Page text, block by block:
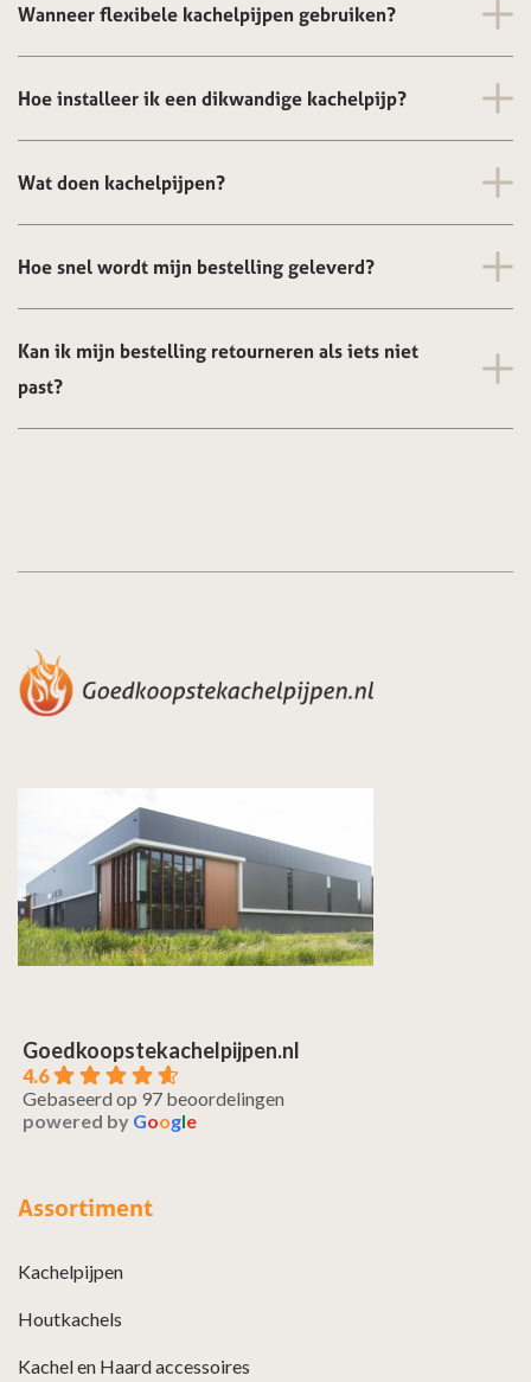
Wanneer flexibele kachelpijpen gebruiken?
Hoe installeer ik een dikwandige kachelpijp?
Wat doen kachelpijpen?
Hoe snel wordt mijn bestelling geleverd?
Kan ik mijn bestelling retourneren als iets niet
past?
Goedkoopstekachelpijpen.nl
4.6
Gebaseerd op 97 beoordelingen
powered by Google
Assortiment
Kachelpijpen
Houtkachels
Kachel en Haard accessoires